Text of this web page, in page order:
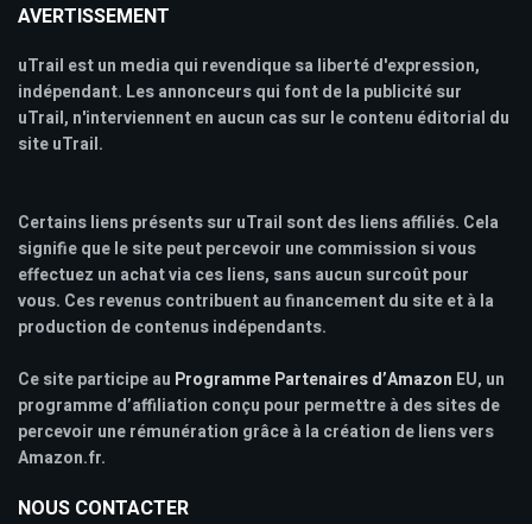
AVERTISSEMENT
uTrail est un media qui revendique sa liberté d'expression,
indépendant. Les annonceurs qui font de la publicité sur
uTrail, n'interviennent en aucun cas sur le contenu éditorial du
site uTrail.
Certains liens présents sur uTrail sont des liens affiliés. Cela
signifie que le site peut percevoir une commission si vous
effectuez un achat via ces liens, sans aucun surcoût pour
vous. Ces revenus contribuent au financement du site et à la
production de contenus indépendants.
Ce site participe au Programme Partenaires d’Amazon EU, un
programme d’affiliation conçu pour permettre à des sites de
percevoir une rémunération grâce à la création de liens vers
Amazon.fr.
NOUS CONTACTER